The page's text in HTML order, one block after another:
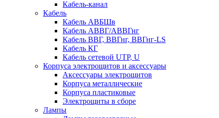
Кабель-канал
Кабель
Кабель АВБШв
Кабель АВВГ/АВВГнг
Кабель ВВГ, ВВГнг, ВВГнг-LS
Кабель КГ
Кабель сетевой UTP, U
Корпуса электрощитов и аксессуары
Аксессуары электрощитов
Корпуса металлические
Корпуса пластиковые
Электрощиты в сборе
Лампы